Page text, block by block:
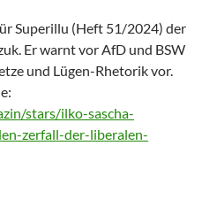
Superillu (Heft 51/2024) der
Er warnt vor AfD und BSW
und Lügen-Rhetorik vor.
stars/ilko-sascha-
zerfall-der-liberalen-